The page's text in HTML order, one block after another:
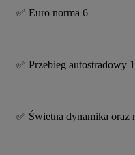
✅️ Euro norma 6
✅️ Przebieg autostradowy
✅️ Świetna dynamika oraz